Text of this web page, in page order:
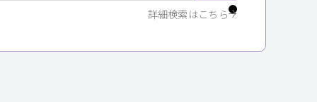
詳細検索はこちら